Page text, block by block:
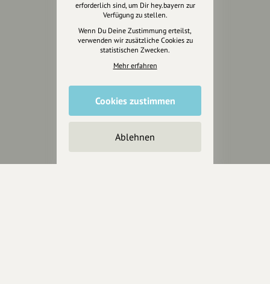
Wir können leider keine
Spendenquittung ausstellen.
erforderlich sind, um Dir hey.bayern zur
Verfügung zu stellen.
Wenn Du Deine Zustimmung erteilst,
verwenden wir zusätzliche Cookies zu
statistischen Zwecken.
Mehr erfahren
Cookies zustimmen
Ablehnen